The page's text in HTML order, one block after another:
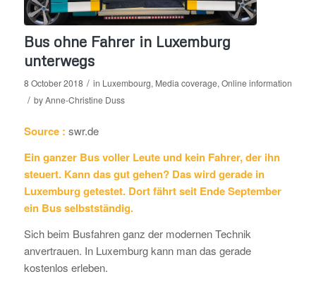
Bus ohne Fahrer in Luxemburg
unterwegs
8 October 2018 / in Luxembourg, Media coverage, Online information
/ byAnne-Christine Duss
Source : swr.de
Ein ganzer Bus voller Leute und kein Fahrer, der ihn
steuert. Kann das gut gehen? Das wird gerade in
Luxemburg getestet. Dort fährt seit Ende September
ein Bus selbstständig.
Sich beim Busfahren ganz der modernen Technik
anvertrauen. In Luxemburg kann man das gerade
kostenlos erleben.